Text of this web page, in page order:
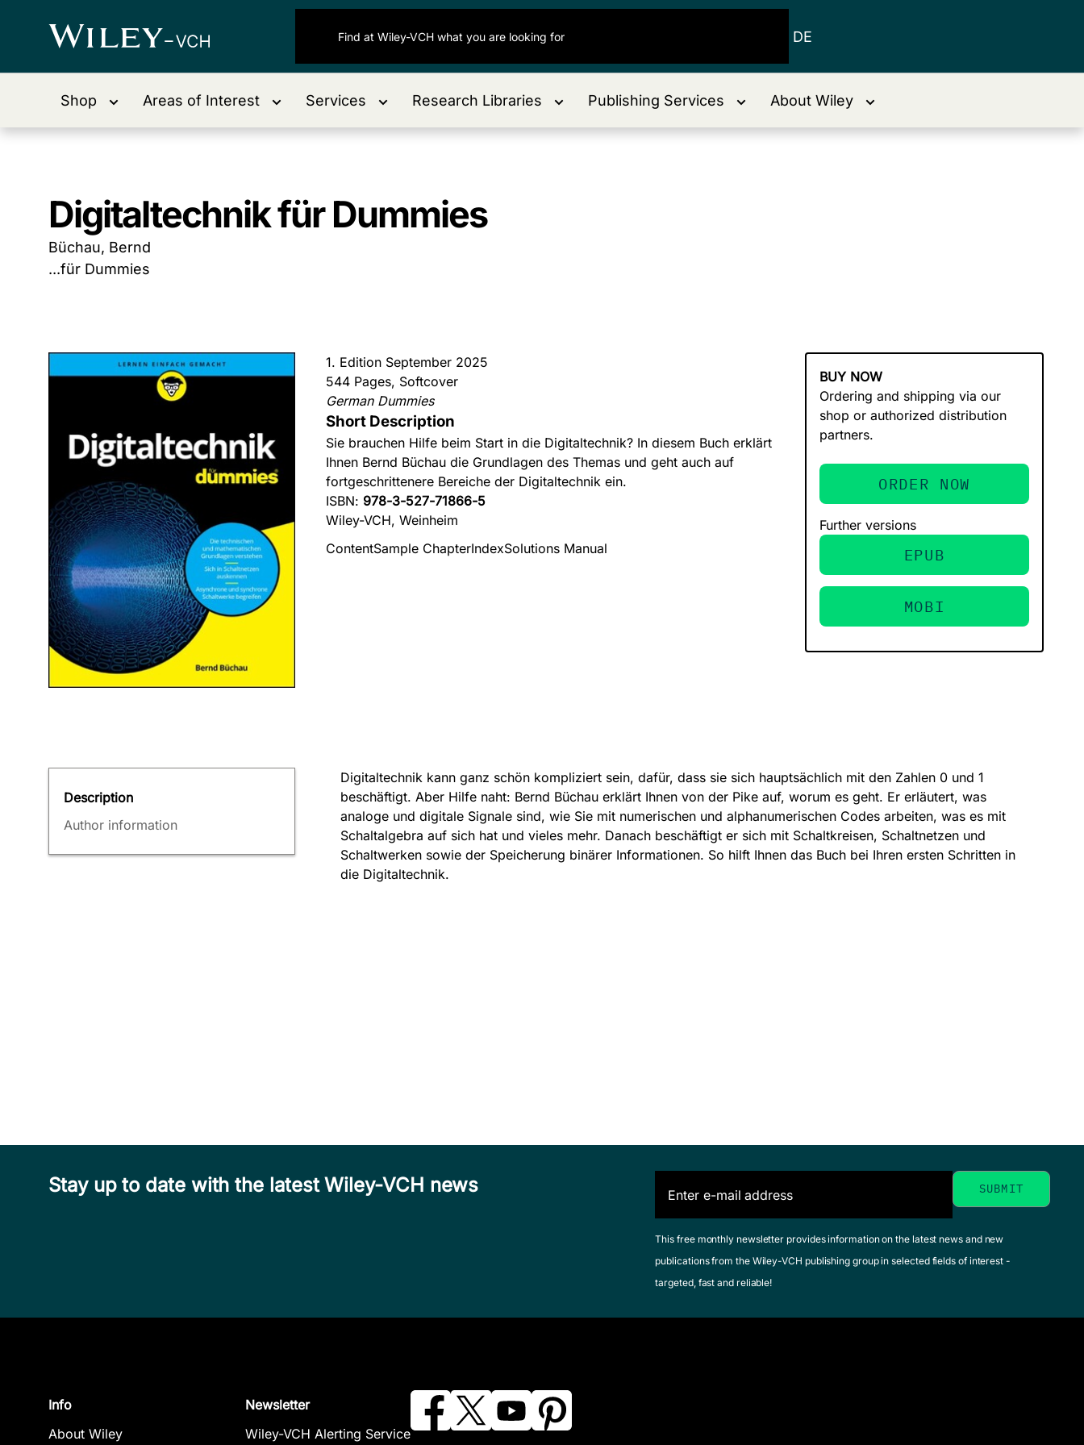
DE
Shop Areas of Interest Services Research Libraries Publishing Services About Wiley
Digitaltechnik für Dummies
Büchau, Bernd
...für Dummies
1. Edition September 2025
544 Pages, Softcover
German Dummies
Short Description
Sie brauchen Hilfe beim Start in die Digitaltechnik? In diesem Buch erklärt
Ihnen Bernd Büchau die Grundlagen des Themas und geht auch auf
fortgeschrittenere Bereiche der Digitaltechnik ein.
ISBN: 978-3-527-71866-5
Wiley-VCH, Weinheim
ContentSample ChapterIndexSolutions Manual
BUY NOW
Ordering and shipping via our
shop or authorized distribution
partners.
ORDER NOW
Further versions
EPUB
MOBI
Description
Author information
Digitaltechnik kann ganz schön kompliziert sein, dafür, dass sie sich hauptsächlich mit den Zahlen 0 und 1
beschäftigt. Aber Hilfe naht: Bernd Büchau erklärt Ihnen von der Pike auf, worum es geht. Er erläutert, was
analoge und digitale Signale sind, wie Sie mit numerischen und alphanumerischen Codes arbeiten, was es mit
Schaltalgebra auf sich hat und vieles mehr. Danach beschäftigt er sich mit Schaltkreisen, Schaltnetzen und
Schaltwerken sowie der Speicherung binärer Informationen. So hilft Ihnen das Buch bei Ihren ersten Schritten in
die Digitaltechnik.
Stay up to date with the latest Wiley-VCH news
This free monthly newsletter provides information on the latest news and new
publications from the Wiley-VCH publishing group in selected fields of interest -
targeted, fast and reliable!
Info
About Wiley
Newsletter
Wiley-VCH Alerting Service